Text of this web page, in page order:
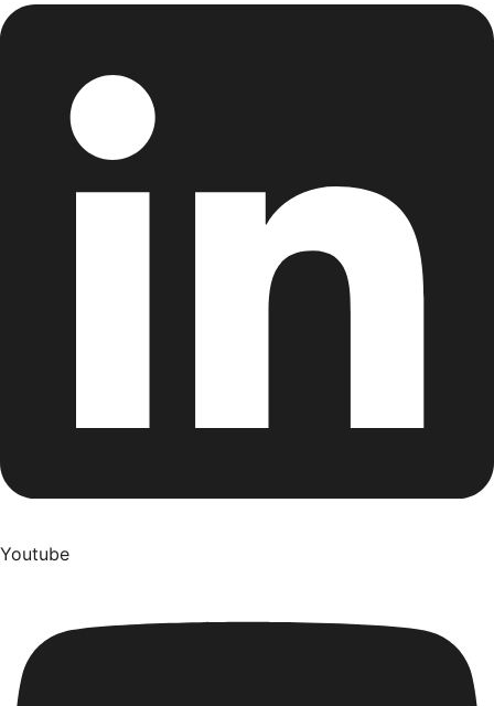
Youtube